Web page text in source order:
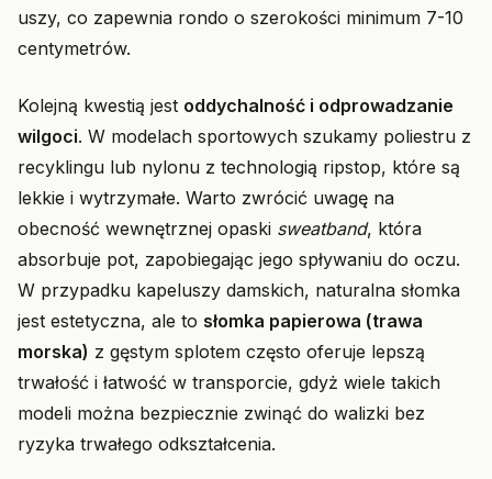
uszy, co zapewnia rondo o szerokości minimum 7-10
centymetrów.
Kolejną kwestią jest oddychalność i odprowadzanie
wilgoci. W modelach sportowych szukamy poliestru z
recyklingu lub nylonu z technologią ripstop, które są
lekkie i wytrzymałe. Warto zwrócić uwagę na
obecność wewnętrznej opaski sweatband, która
absorbuje pot, zapobiegając jego spływaniu do oczu.
W przypadku kapeluszy damskich, naturalna słomka
jest estetyczna, ale to słomka papierowa (trawa
morska) z gęstym splotem często oferuje lepszą
trwałość i łatwość w transporcie, gdyż wiele takich
modeli można bezpiecznie zwinąć do walizki bez
ryzyka trwałego odkształcenia.